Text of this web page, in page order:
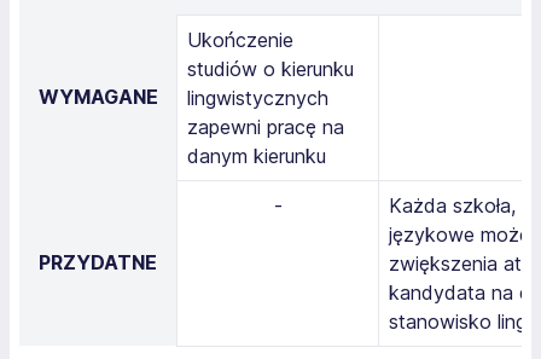
WYMAGANE
Ukończenie
studiów o kierunku
lingwistycznych
zapewni pracę na
danym kierunku
PRZYDATNE
-
Każda szkoła,
językowe może
zwiększenia
kandydata na
stanowisko